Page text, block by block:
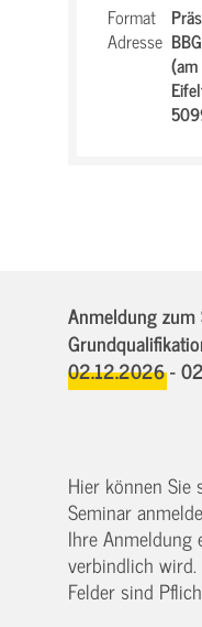
Format
Adresse
Anmeldung
02.12.2026 -
Hier können
Seminar
Ihre
verbindlich
Felder sind